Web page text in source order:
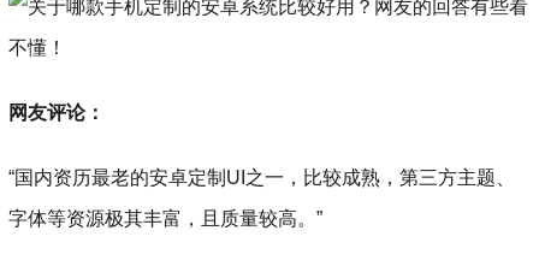
网友评论：
“国内资历最老的安卓定制UI之一，比较成熟，第三方主题、
字体等资源极其丰富，且质量较高。”